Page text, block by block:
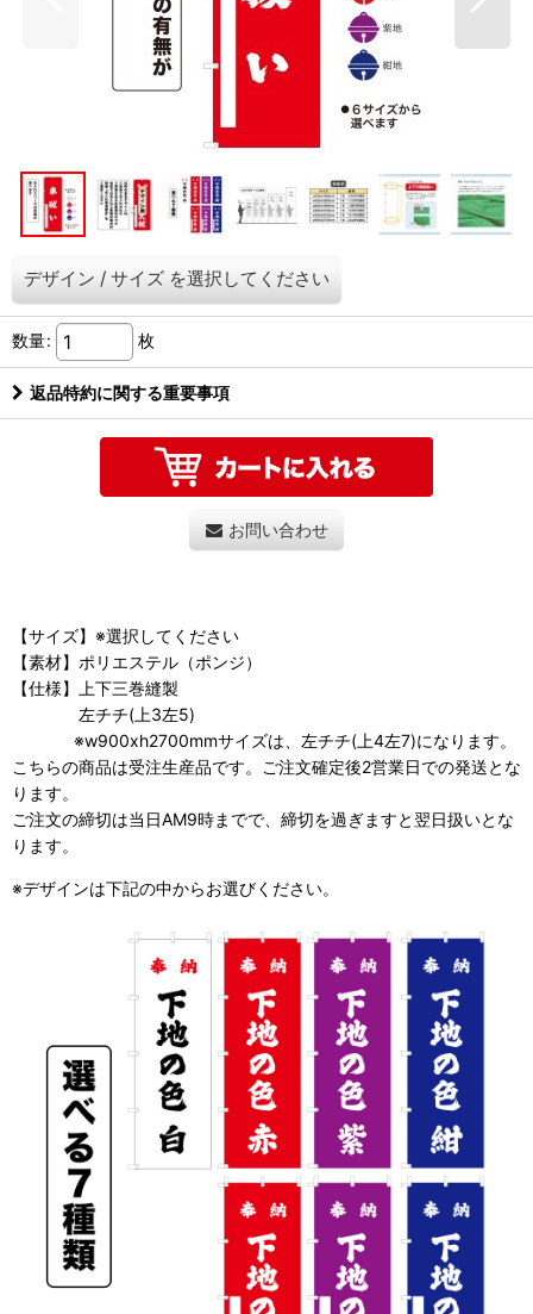
デザイン / サイズ を選択してください
数量: 枚
返品特約に関する重要事項
お問い合わせ
【サイズ】※選択してください
【素材】ポリエステル（ポンジ）
【仕様】上下三巻縫製
左チチ(上3左5)
※w900xh2700mmサイズは、左チチ(上4左7)になります。
こちらの商品は受注生産品です。ご注文確定後2営業日での発送とな
ります。
ご注文の締切は当日AM9時までで、締切を過ぎますと翌日扱いとな
ります。
※デザインは下記の中からお選びください。